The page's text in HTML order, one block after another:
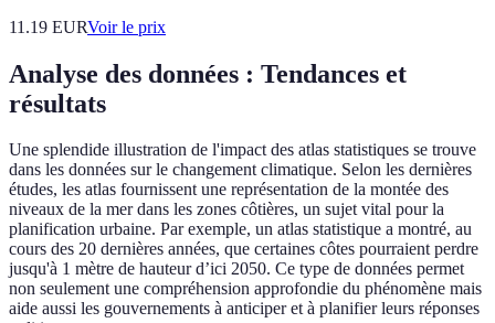
11.19 EURVoir le prix
Analyse des données : Tendances et
résultats
Une splendide illustration de l'impact des atlas statistiques se trouve
dans les données sur le changement climatique. Selon les dernières
études, les atlas fournissent une représentation de la montée des
niveaux de la mer dans les zones côtières, un sujet vital pour la
planification urbaine. Par exemple, un atlas statistique a montré, au
cours des 20 dernières années, que certaines côtes pourraient perdre
jusqu'à 1 mètre de hauteur d’ici 2050. Ce type de données permet
non seulement une compréhension approfondie du phénomène mais
aide aussi les gouvernements à anticiper et à planifier leurs réponses